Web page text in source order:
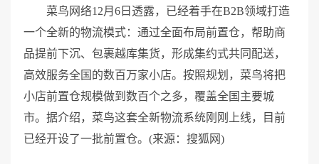
菜鸟网络12月6日透露，已经着手在B2B领域打造
一个全新的物流模式：通过全面布局前置仓，帮助商
品提前下沉、包裹越库集货，形成集约式共同配送，
高效服务全国的数百万家小店。按照规划，菜鸟将把
小店前置仓规模做到数百个之多，覆盖全国主要城
市。据介绍，菜鸟这套全新物流系统刚刚上线，目前
已经开设了一批前置仓。(来源：搜狐网)